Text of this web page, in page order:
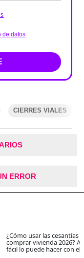
de datos
CIERRES VIALES
ERROR
¿Cómo usar las cesantías
comprar vivienda 2026?
fácil lo puede hacer con el